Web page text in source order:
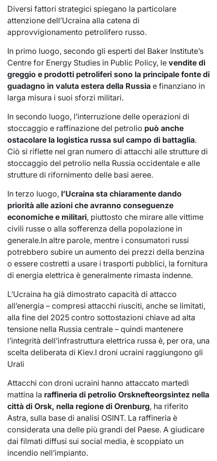
Diversi fattori strategici spiegano la particolare
attenzione dell’Ucraina alla catena di
approvvigionamento petrolifero russo.
In primo luogo, secondo gli esperti del Baker Institute’s
Centre for Energy Studies in Public Policy, le vendite di
greggio e prodotti petroliferi sono la principale fonte di
guadagno in valuta estera della Russia e finanziano in
larga misura i suoi sforzi militari.
In secondo luogo, l’interruzione delle operazioni di
stoccaggio e raffinazione del petrolio può anche
ostacolare la logistica russa sul campo di battaglia.
Ciò si riflette nel gran numero di attacchi alle strutture di
stoccaggio del petrolio nella Russia occidentale e alle
strutture di rifornimento delle basi aeree.
In terzo luogo, l’Ucraina sta chiaramente dando
priorità alle azioni che avranno conseguenze
economiche e militari, piuttosto che mirare alle vittime
civili russe o alla sofferenza della popolazione in
generale.In altre parole, mentre i consumatori russi
potrebbero subire un aumento dei prezzi della benzina
o essere costretti a usare i trasporti pubblici, la fornitura
di energia elettrica è generalmente rimasta indenne.
L’Ucraina ha già dimostrato capacità di attacco
all’energia – compresi attacchi riusciti, anche se limitati,
alla fine del 2025 contro sottostazioni chiave ad alta
tensione nella Russia centrale – quindi mantenere
l’integrità dell’infrastruttura elettrica russa è, per ora, una
scelta deliberata di Kiev.I droni ucraini raggiungono gli
Urali
Attacchi con droni ucraini hanno attaccato martedì
mattina la raffineria di petrolio Orsknefteorgsintez nella
città di Orsk, nella regione di Orenburg, ha riferito
Astra, sulla base di analisi OSINT. La raffineria è
considerata una delle più grandi del Paese. A giudicare
dai filmati diffusi sui social media, è scoppiato un
incendio nell’impianto.